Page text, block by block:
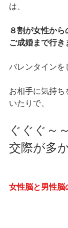
は、
８割が女性から
ご成婚まで行き
バレンタインを
お相手に気持
いたりで、
ぐぐぐ～
交際が多
女性脳と男性脳